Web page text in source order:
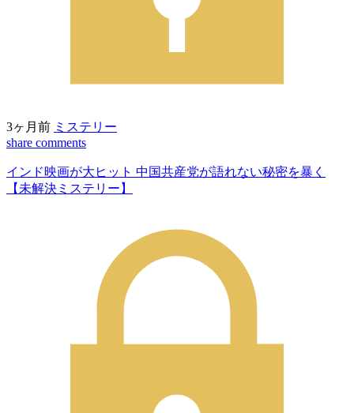
3ヶ月前 ミステリー
share comments
インド映画が大ヒット 中国共産党が語れない秘密を暴く
【未解決ミステリー】